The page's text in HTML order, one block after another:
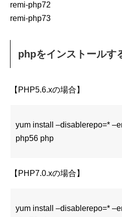
remi-php72
remi-php73
phpをインストールす
【PHP5.6.xの場合】
yum install –disablerepo=*
php56 php
【PHP7.0.xの場合】
yum install –disablerepo=*